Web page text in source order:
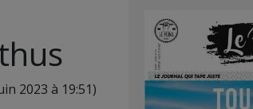
2023 à 19:51)